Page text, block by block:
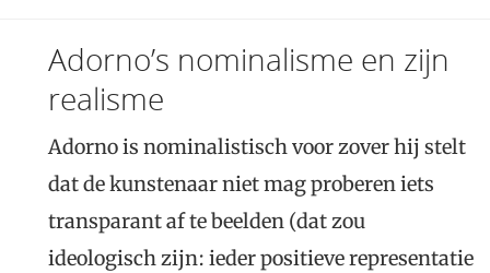
Adorno’s nominalisme en zijn
realisme
Adorno is nominalistisch voor zover hij stelt
dat de kunstenaar niet mag proberen iets
transparant af te beelden (dat zou
ideologisch zijn: ieder positieve representatie